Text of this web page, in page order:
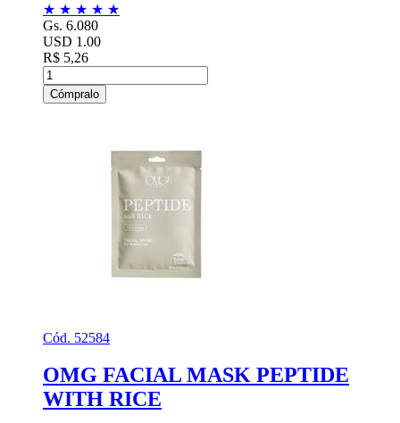
★ ★ ★ ★ ★
Gs. 6.080
USD 1.00
R$ 5,26
Cómpralo
Cód. 52584
OMG FACIAL MASK PEPTIDE
WITH RICE